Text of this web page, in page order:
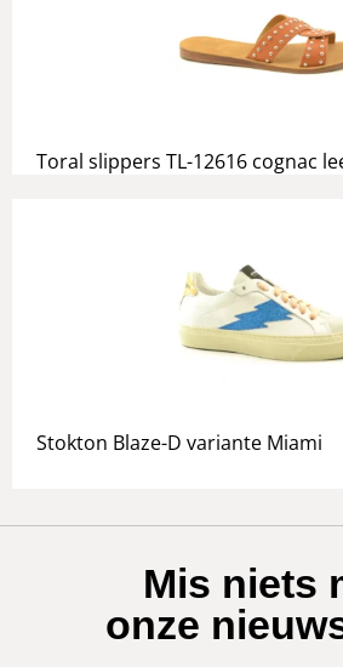
Toral slippers TL-12616 cognac
Stokton Blaze-D variante Miami
Mis niets
onze